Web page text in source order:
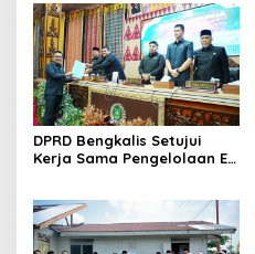
Negeri Junjungan.
DPRD Bengkalis Setujui
Kerja Sama Pengelolaan E-